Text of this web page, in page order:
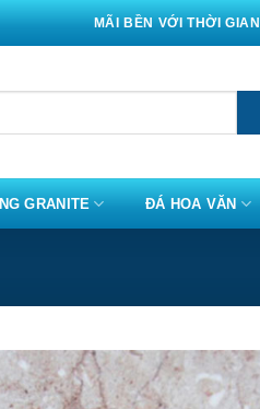
MÃI BỀN VỚI THỜI GIAN
GRANITE ĐÁ HOA VĂN